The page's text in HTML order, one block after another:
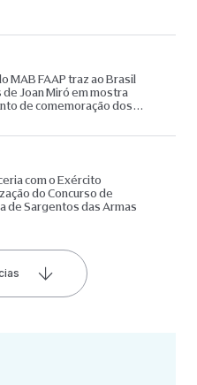
MAB FAAP traz ao Brasil
de Joan Miró em mostra
de comemoração dos
com o Exército
do Concurso de
de Sargentos das Armas